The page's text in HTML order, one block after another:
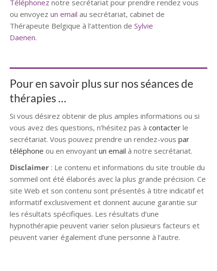
Téléphonez notre secrétariat pour prendre rendez vous
ou envoyez un email au secrétariat, cabinet de
Thérapeute Belgique à l’attention de Sylvie
Daenen.
Pour en savoir plus sur nos séances de
thérapies …
Si vous désirez obtenir de plus amples informations ou si
vous avez des questions, n’hésitez pas à contacter le
secrétariat. Vous pouvez prendre un rendez-vous par
téléphone ou en envoyant un email à notre secrétariat.
Disclaimer : Le contenu et informations du site trouble du
sommeil ont été élaborés avec la plus grande précision. Ce
site Web et son contenu sont présentés à titre indicatif et
informatif exclusivement et donnent aucune garantie sur
les résultats spécifiques. Les résultats d’une
hypnothérapie peuvent varier selon plusieurs facteurs et
peuvent varier également d’une personne à l’autre.